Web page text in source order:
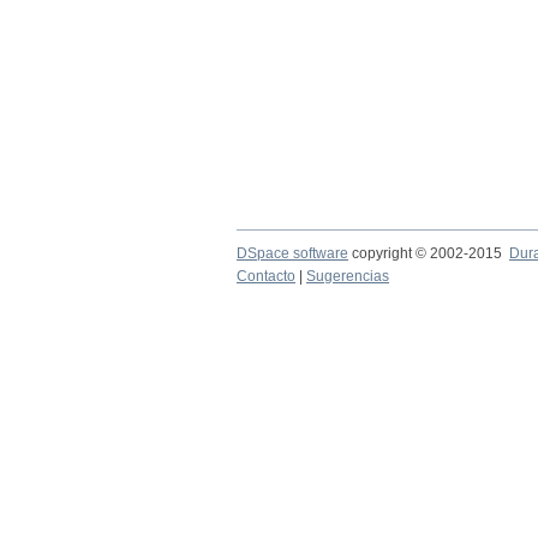
DSpace software copyright © 2002-2015
Contacto
Sugerencias